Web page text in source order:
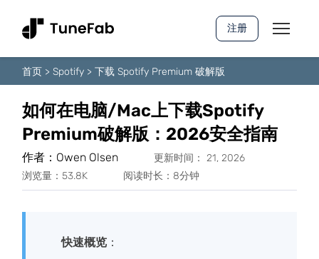
注册
首页 > Spotify > 下载 Spotify Premium 破解版
如何在电脑/Mac上下载Spotify
Premium破解版：2026安全指南
作者：Owen Olsen
更新时间： 21, 2026
浏览量：53.8K
阅读时长：8分钟
快速概览：